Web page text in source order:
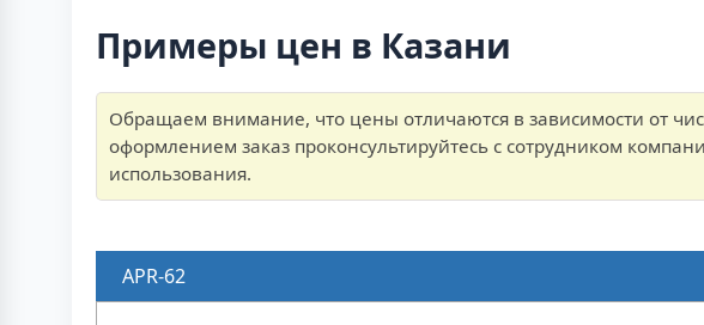
Примеры цен в Казани
Обращаем внимание, что цены отличаются в зависимости от
оформлением заказ проконсультируйтесь с сотрудником
использования.
APR-62